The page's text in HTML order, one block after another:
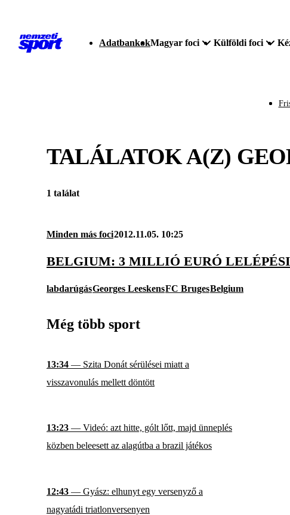
AdatbankokMagyar foci Külföldi foci
TALÁLATOK A(Z)
1 találat
Minden más foci2012.11.05. 10:25
BELGIUM: 3 MILLIÓ EURÓ
labdarúgásGeorges LeeskensFC BrugesBelgium
Még több sport
13:34 — Szita Donát sérülései miatt a
visszavonulás mellett döntött
13:23 — Videó: azt hitte, gólt lőtt, majd ünneplés
közben beleesett az alagútba a brazil játékos
12:43 — Gyász: elhunyt egy versenyző a
nagyatádi triatlonversenyen